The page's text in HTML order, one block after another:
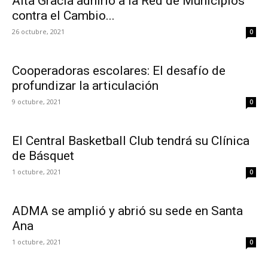
contra el Cambio...
26 octubre, 2021 0
Cooperadoras escolares: El desafío de
profundizar la articulación
9 octubre, 2021 0
El Central Basketball Club tendrá su Clínica
de Básquet
1 octubre, 2021 0
ADMA se amplió y abrió su sede en Santa
Ana
1 octubre, 2021 0